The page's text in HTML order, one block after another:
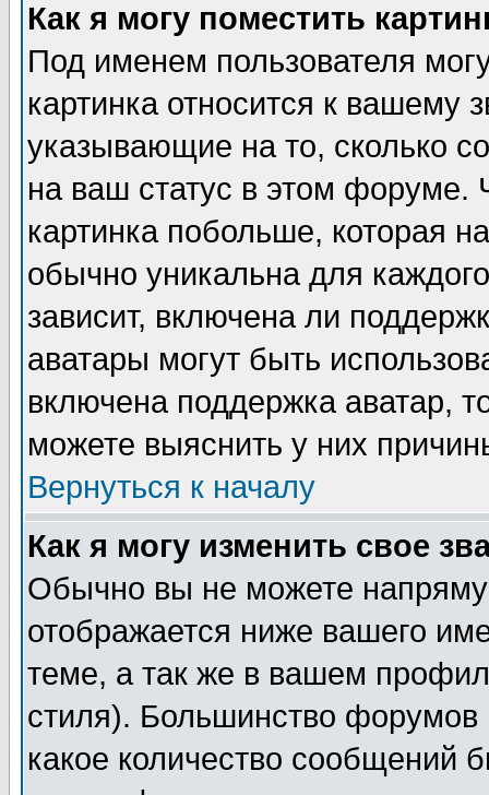
Как я могу поместить
Под именем пользователя
картинка относится к вашему
указывающие на то, сколько
на ваш статус в этом форуме.
картинка побольше, которая
обычно уникальна для
зависит, включена ли
аватары могут быть
включена поддержка аватар,
можете выяснить у них
Вернуться к началу
Как я могу изменить свое
Обычно вы не можете
отображается ниже вашего
теме, а так же в вашем
стиля). Большинство форумов
какое количество сообщений